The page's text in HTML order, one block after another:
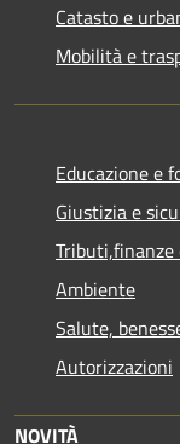
Catasto e
Mobilità e
Educazione e
Giustizia e
Ambiente
Salute,
Autorizzazioni
NOVITÀ